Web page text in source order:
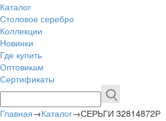
Каталог
Столовое серебро
Коллекции
Новинки
Где купить
Оптовикам
Сертификаты
Главная→Каталог→СЕРЬГИ 32814872Р